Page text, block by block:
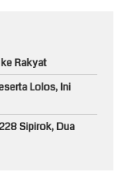
Rakyat
Lolos, Ini
Sipirok, Dua